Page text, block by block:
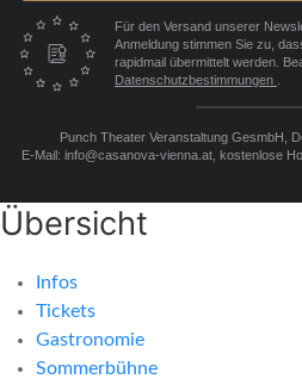
Für den Versand unserer
Anmeldung stimmen Sie zu,
rapidmail übermittelt werden.
Datenschutzbestimmungen
Punch Theater Veranstaltung GesmbH,
E-Mail: info@casanova-vienna.at, kostenlose
Übersicht
Infos
Tickets
Gastronomie
Sommerbühne